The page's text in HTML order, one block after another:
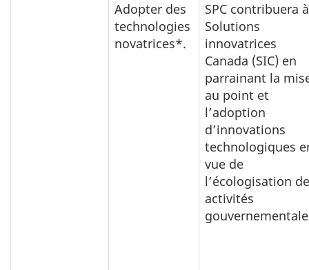
Adopter des
technologies
novatrices*.
SPC contribuera à
Solutions
innovatrices
Canada (SIC) en
parrainant la
au point et
l’adoption
d’innovations
technologiques
vue de
l’écologisation
activités